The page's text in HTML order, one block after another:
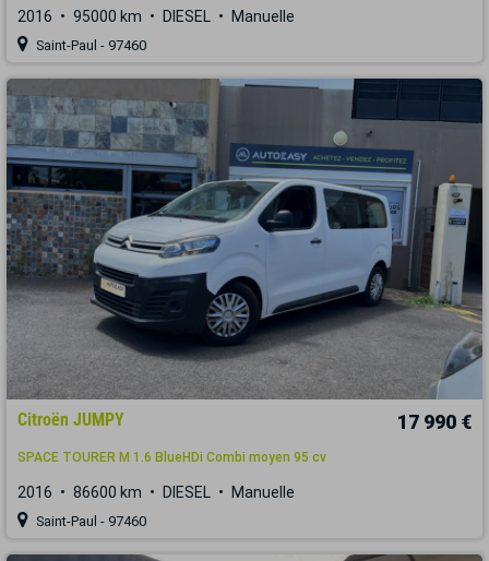
2016 95000 km DIESEL Manuelle
Saint-Paul - 97460
Citroën JUMPY 17 990 €
SPACE TOURER M 1.6 BlueHDi Combi moyen 95 cv
2016 86600 km DIESEL Manuelle
Saint-Paul - 97460